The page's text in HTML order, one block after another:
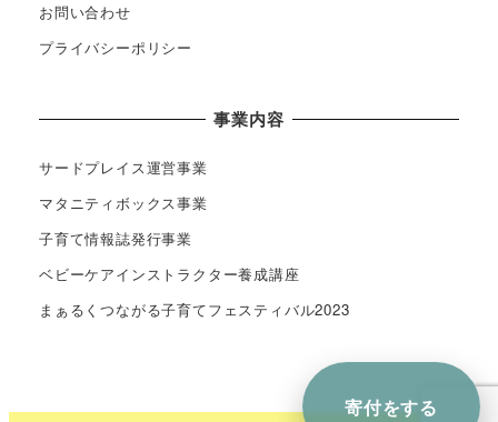
お問い合わせ
プライバシーポリシー
事業内容
サードプレイス運営事業
マタニティボックス事業
子育て情報誌発行事業
ベビーケアインストラクター養成講座
まぁるくつながる子育てフェスティバル2023
寄付をする